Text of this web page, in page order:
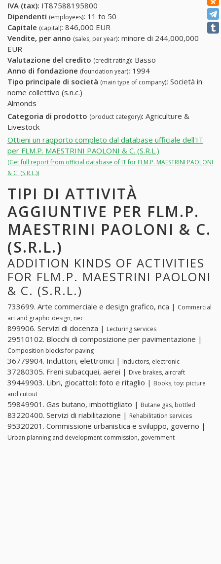
IVA (tax): IT87588195800
Dipendenti (employees): 11 to 50
Capitale (capital): 846,000 EUR
Vendite, per anno (sales, per year): minore di 244,000,000
EUR
Valutazione del credito (credit rating): Basso
Anno di fondazione (foundation year): 1994
Tipo principale di società (main type of company): Società in
nome collettivo (s.n.c.)
Almonds
Categoria di prodotto (product category): Agriculture &
Livestock
Ottieni un rapporto completo dal database ufficiale dell'IT
per FLM.P. MAESTRINI PAOLONI & C. (S.R.L.)
(Get full report from official database of IT for FLM.P. MAESTRINI PAOLONI
& C. (S.R.L.))
TIPI DI ATTIVITÀ
AGGIUNTIVE PER FLM.P.
MAESTRINI PAOLONI & C.
(S.R.L.)
ADDITION KINDS OF ACTIVITIES
FOR FLM.P. MAESTRINI PAOLONI
& C. (S.R.L.)
733699. Arte commerciale e design grafico, nca | Commercial
art and graphic design, nec
899906. Servizi di docenza | Lecturing services
29510102. Blocchi di composizione per pavimentazione |
Composition blocks for paving
36779904. Induttori, elettronici | Inductors, electronic
37280305. Freni subacquei, aerei | Dive brakes, aircraft
39449903. Libri, giocattoli: foto e ritaglio | Books, toy: picture
and cutout
59849901. Gas butano, imbottigliato | Butane gas, bottled
83220400. Servizi di riabilitazione | Rehabilitation services
95320201. Commissione urbanistica e sviluppo, governo |
Urban planning and development commission, government